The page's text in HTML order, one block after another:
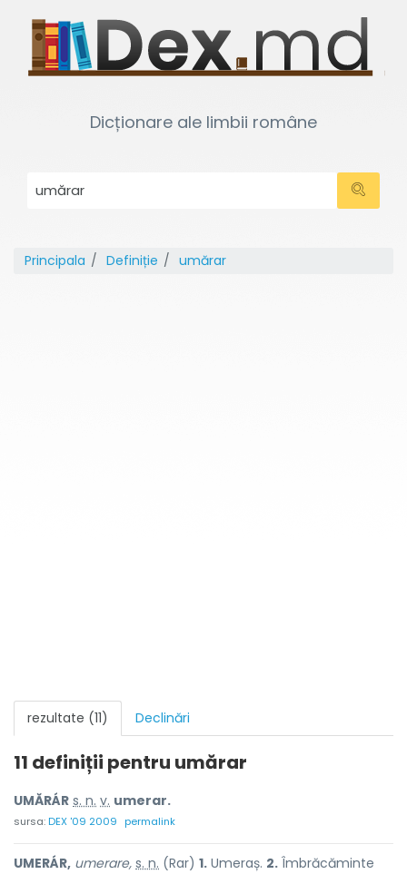
Dicționare ale limbii române
Principala Definiție umărar
rezultate (11) Declinări
11 definiții pentru umărar
UMĂRÁR s. n. v. umerar.
sursa:DEX '09 2009 permalink
UMERÁR, umerare, s. n. (Rar) 1. Umeraș. 2. Îmbrăcăminte